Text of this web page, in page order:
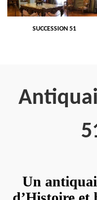
SUCCESSION 51
Un